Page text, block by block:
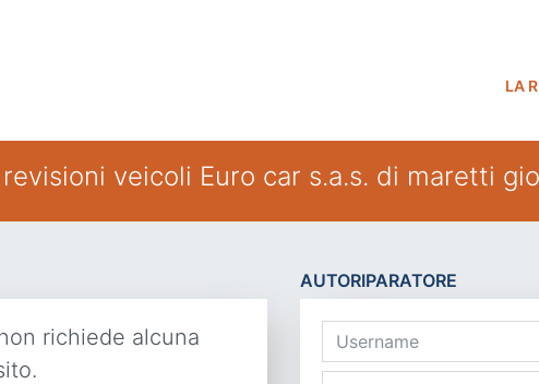
LA
veicoli Euro car s.a.s. di maretti
richiede alcuna
AUTORIPARATORE